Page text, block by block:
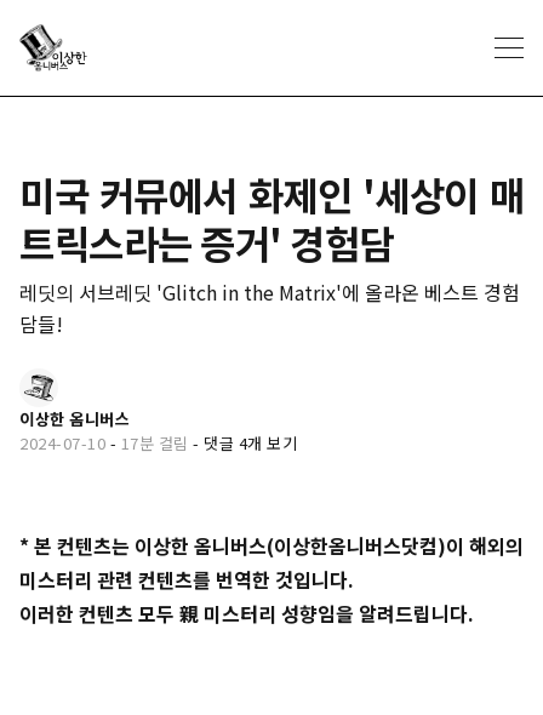
미국 커뮤에서 화제인 '세상이 매
트릭스라는 증거' 경험담
레딧의 서브레딧 'Glitch in the Matrix'에 올라온 베스트 경험
담들!
이상한 옴니버스
2024-07-10 - 17분 걸림 - 댓글 4개 보기
* 본 컨텐츠는 이상한 옴니버스(이상한옴니버스닷컴)이 해외의
미스터리 관련 컨텐츠를 번역한 것입니다.
이러한 컨텐츠 모두 親 미스터리 성향임을 알려드립니다.